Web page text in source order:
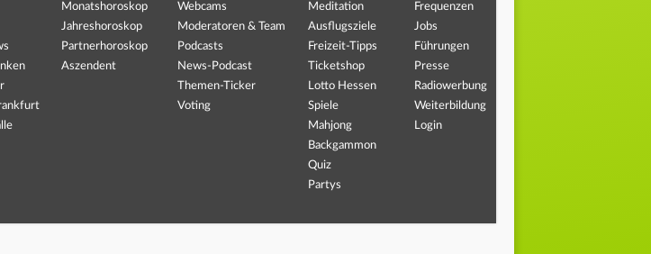
Monatshoroskop
Jahreshoroskop
Partnerhoroskop
Aszendent
Webcams
Moderatoren & Team
Podcasts
News-Podcast
Themen-Ticker
Voting
Meditation
Ausflugsziele
Freizeit-Tipps
Ticketshop
Lotto Hessen
Spiele
Mahjong
Backgammon
Quiz
Partys
Frequenzen
Jobs
Führungen
Presse
Radiowerbung
Weiterbildung
Login